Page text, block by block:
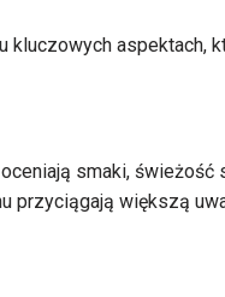
kluczowych aspektach,
smaki, świeżość
przyciągają większą